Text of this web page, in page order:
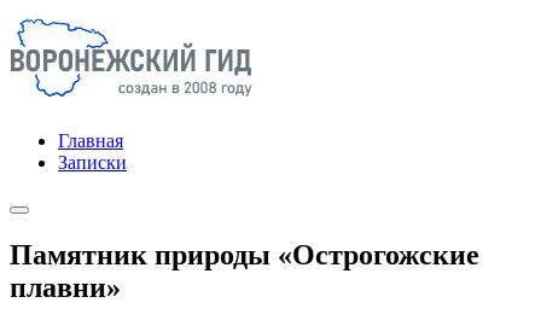
Главная
Записки
Памятник природы «Острогожские
плавни»